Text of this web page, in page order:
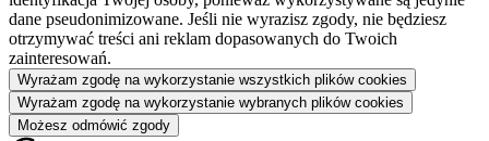
dane pseudonimizowane. Jeśli nie wyrazisz zgody, nie będziesz
otrzymywać treści ani reklam dopasowanych do Twoich
zainteresowań.
Wyrażam zgodę na wykorzystanie wszystkich plików cookies
Wyrażam zgodę na wykorzystanie wybranych plików cookies
Możesz odmówić zgody